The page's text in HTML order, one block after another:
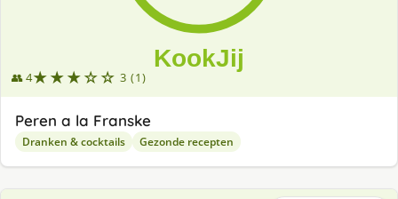
👥 4★★★☆☆ 3 (1)
Peren a la Franske
Dranken & cocktails Gezonde recepten